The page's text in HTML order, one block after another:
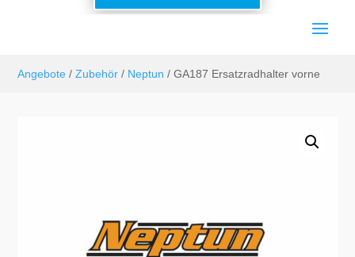
Angebote /Zubehör / Neptun / GA187 Ersatzradhalter vorne